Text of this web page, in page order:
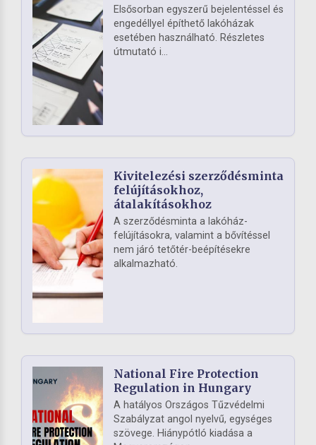
Elsősorban egyszerű bejelentéssel és
engedéllyel építhető lakóházak
esetében használható. Részletes
útmutató i...
Kivitelezési szerződésminta
felújításokhoz,
átalakításokhoz
A szerződésminta a lakóház-
felújításokra, valamint a bővítéssel
nem járó tetőtér-beépítésekre
alkalmazható.
National Fire Protection
Regulation in Hungary
A hatályos Országos Tűzvédelmi
Szabályzat angol nyelvű, egységes
szövege. Hiánypótló kiadása a